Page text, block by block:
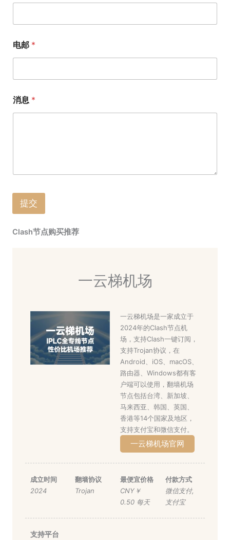
电邮 *
消息 *
提交
Clash节点购买推荐
一云梯机场
一云梯机场是一家成立于
2024年的Clash节点机
场，支持Clash一键订阅，
支持Trojan协议，在
Android、iOS、macOS、
路由器、Windows都有客
户端可以使用，翻墙机场
节点包括台湾、新加坡、
马来西亚、韩国、英国、
香港等14个国家及地区，
支持支付宝和微信支付。
一云梯机场官网
成立时间
2024
翻墙协议
Trojan
最便宜价格
CNY￥
0.50 每天
付款方式
微信支付,
支付宝
支持平台